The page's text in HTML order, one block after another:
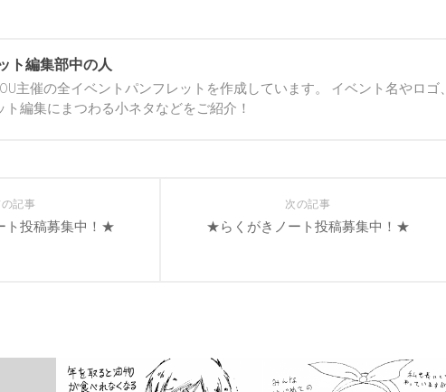
ト編集部中の人
主催の全イベントパンフレットを作成しています。 イベント名やロゴ、
ト編集にまつわる小ネタなどをご紹介！
次の記事
★らくがきノート投稿募集中！★
記事
ト投稿募集中！★